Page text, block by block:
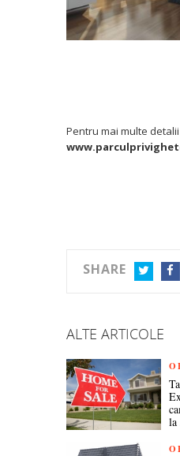
Pentru mai multe
SHARE
ALTE ARTICOLE
la